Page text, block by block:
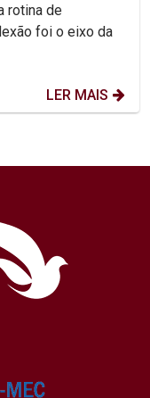
rotina de
foi o eixo da
LER MAIS